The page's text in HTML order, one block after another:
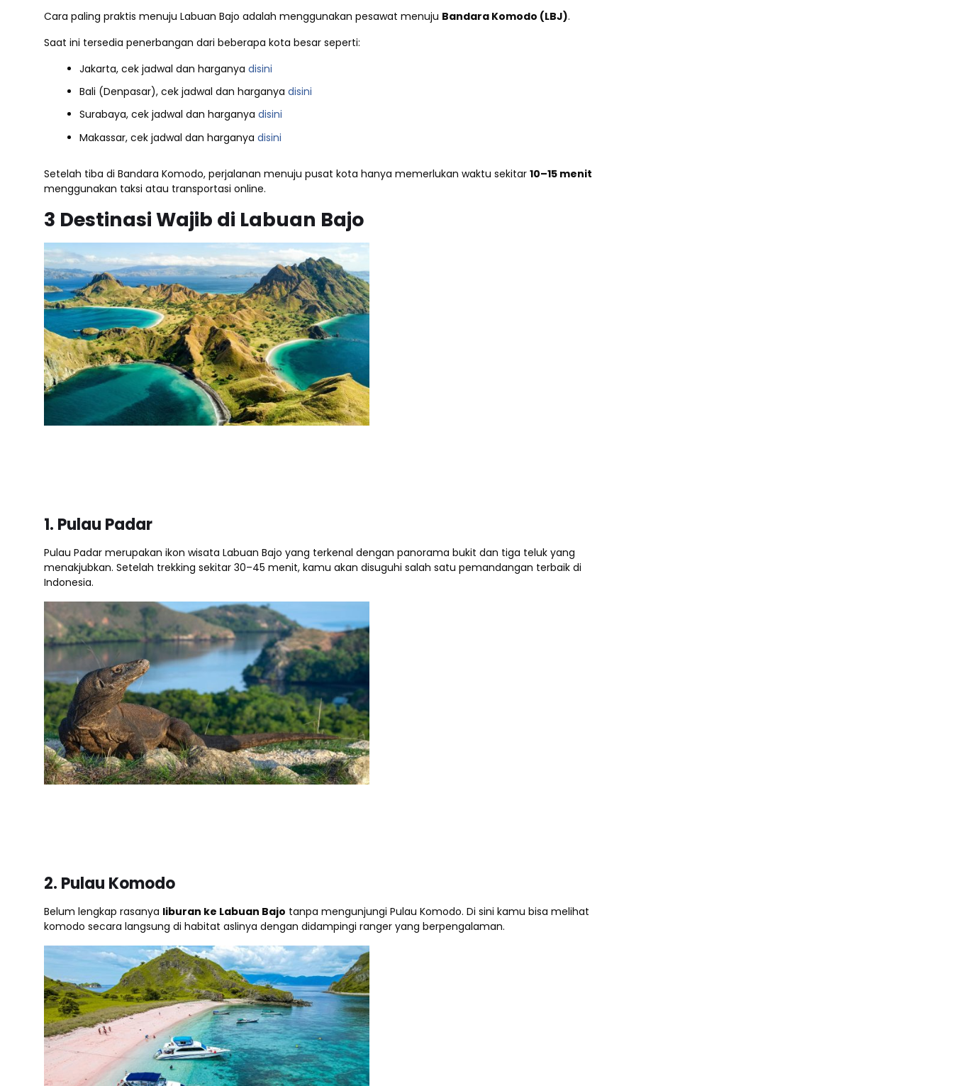
Cara paling praktis menuju Labuan Bajo adalah menggunakan pesawat menuju Bandara Komodo (LBJ).
Saat ini tersedia penerbangan dari beberapa kota besar seperti:
Jakarta, cek jadwal dan harganya disini
Bali (Denpasar), cek jadwal dan harganya disini
Surabaya, cek jadwal dan harganya disini
Makassar, cek jadwal dan harganya disini
Setelah tiba di Bandara Komodo, perjalanan menuju pusat kota hanya memerlukan waktu sekitar 10–15 menit
menggunakan taksi atau transportasi online.
3 Destinasi Wajib di Labuan Bajo
1. Pulau Padar
Pulau Padar merupakan ikon wisata Labuan Bajo yang terkenal dengan panorama bukit dan tiga teluk yang
menakjubkan. Setelah trekking sekitar 30–45 menit, kamu akan disuguhi salah satu pemandangan terbaik di
Indonesia.
2. Pulau Komodo
Belum lengkap rasanya liburan ke Labuan Bajo tanpa mengunjungi Pulau Komodo. Di sini kamu bisa melihat
komodo secara langsung di habitat aslinya dengan didampingi ranger yang berpengalaman.